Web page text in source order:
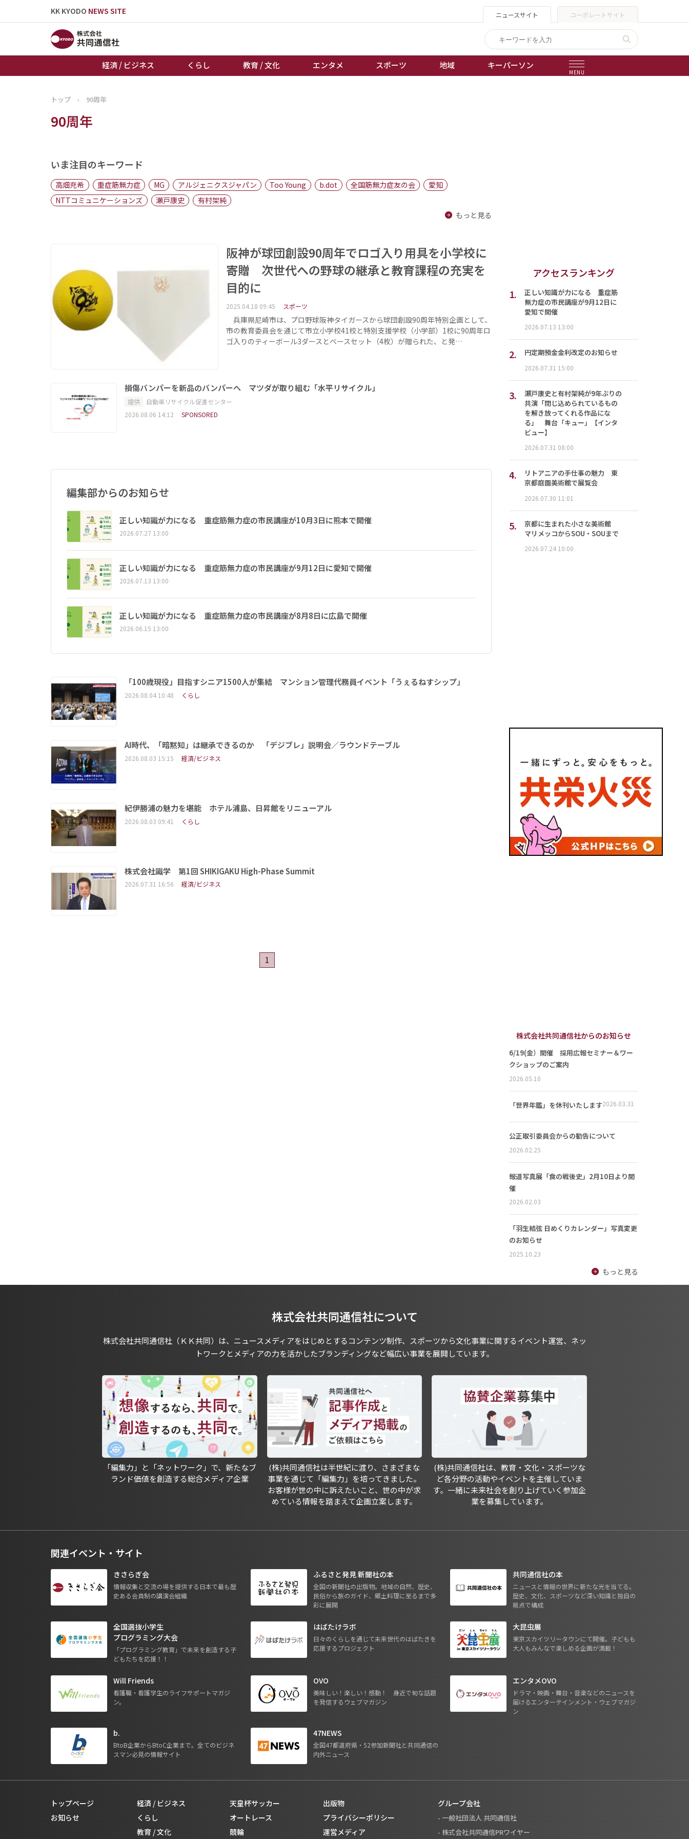
KK KYODO NEWS SITE ニュースサイト コーポレートサイト
経済 / ビジネス くらし 教育 / 文化 エンタメ スポーツ 地域 キーパーソン
MENU
トップページ
地域
棋王戦
トップ › 90周年
90周年
いま注目のキーワード
高畑充希 重症筋無力症 MG アルジェニクスジャパン Too Young b.dot 全国筋無力症友の会
愛知
NTTコミュニケーションズ
瀬戸康史
有村架純
もっと見る
阪神が球団創設90周年でロゴ入り用具を小学校に
寄贈 次世代への野球の継承と教育課程の充実を
目的に
2025.04.18 09:45 スポーツ
兵庫県尼崎市は、プロ野球阪神タイガースから球団創設90周年特別企画として、
市の教育委員会を通じて市立小学校41校と特別支援学校（小学部）1校に90周年ロ
ゴ入りのティーボール3ダースとベースセット（4枚）が贈られた、と発…
損傷バンパーを新品のバンパーへ マツダが取り組む「水平リサイクル」
提供
自動車リサイクル促進センター
2026.08.06 14:12
SPONSORED
編集部からのお知らせ
正しい知識が力になる 重症筋無力症の市民講座が10月3日に熊本で開催
2026.07.27 13:00
正しい知識が力になる 重症筋無力症の市民講座が9月12日に愛知で開催
2026.07.13 13:00
正しい知識が力になる 重症筋無力症の市民講座が8月8日に広島で開催
2026.06.15 13:00
「100歳現役」目指すシニア1500人が集結 マンション管理代務員イベント「うぇるねすシップ」
2026.08.04 10:48 くらし
AI時代、「暗黙知」は継承できるのか 「デジブレ」説明会／ラウンドテーブル
2026.08.03 15:15 経済/ビジネス
紀伊勝浦の魅力を堪能 ホテル浦島、日昇館をリニューアル
2026.08.03 09:41 くらし
株式会社識学 第1回 SHIKIGAKU High-Phase Summit
2026.07.31 16:56 経済/ビジネス
1
アクセスランキング
1.
正しい知識が力になる 重症筋
無力症の市民講座が9月12日に
愛知で開催
2026.07.13 13:00
2. 円定期預金金利改定のお知らせ
2026.07.31 15:00
3.
瀬戸康史と有村架純が9年ぶりの
共演「閉じ込められているもの
を解き放ってくれる作品にな
る」 舞台「キュー」【インタ
ビュー】
2026.07.31 08:00
4.
リトアニアの手仕事の魅力 東
京都庭園美術館で展覧会
2026.07.30 11:01
5.
京都に生まれた小さな美術館
マリメッコからSOU・SOUまで
2026.07.24 10:00
株式会社共同通信社からのお知らせ
6/19(金）開催 採用広報セミナー＆ワー
クショップのご案内
2026.05.10
「世界年鑑」を休刊いたします2026.03.31
公正取引委員会からの勧告について
2026.02.25
報道写真展「食の戦後史」2月10日より開
催
2026.02.03
「羽生結弦 日めくりカレンダー」写真変更
のお知らせ
2025.10.23
もっと見る
株式会社共同通信社について
株式会社共同通信社（ＫＫ共同）は、ニュースメディアをはじめとするコンテンツ制作、スポーツから文化事業に関するイベント運営、ネッ
トワークとメディアの力を活かしたブランディングなど幅広い事業を展開しています。
「編集力」と「ネットワーク」で、新たなブ
ランド価値を創造する総合メディア企業
(株)共同通信社は半世紀に渡り、さまざまな
事業を通じて「編集力」を培ってきました。
お客様が世の中に訴えたいこと、世の中が求
めている情報を踏まえて企画立案します。
(株)共同通信社は、教育・文化・スポーツな
ど各分野の活動やイベントを主催していま
す。一緒に未来社会を創り上げていく参加企
業を募集しています。
関連イベント・サイト
きさらぎ会
情報収集と交流の場を提供する日本で最も歴
史ある会員制の講演会組織
ふるさと発見 新聞社の本
全国の新聞社の出版物。地域の自然、歴史、
民俗から旅のガイド、郷土料理に至るまで多
彩に展開
共同通信社の本
ニュースと情報の世界に新たな光を当てる。
歴史、文化、スポーツなど深い知識と独自の
視点で構成
全国選抜小学生
プログラミング大会
「プログラミング教育」で未来を創造する子
どもたちを応援！！
はばたけラボ
日々のくらしを通じて未来世代のはばたきを
応援するプロジェクト
大昆虫展
東京スカイツリータウンにて開催。子どもも
大人もみんなで楽しめる企画が満載！
Will Friends
看護職・看護学生のライフサポートマガジ
ン。
OVO
美味しい！楽しい！感動！ 身近で旬な話題
を発信するウェブマガジン
エンタメOVO
ドラマ・映画・舞台・音楽などのニュースを
届けるエンターテインメント・ウェブマガジ
ン
b.
BtoB企業からBtoC企業まで。全てのビジネ
スマン必見の情報サイト
47NEWS
全国47都道府県・52参加新聞社と共同通信の
内外ニュース
トップページ
お知らせ
経済 / ビジネス
くらし
教育 / 文化
天皇杯サッカー
オートレース
競輪
出版物
プライバシーポリシー
運営メディア
グループ会社
- 一般社団法人 共同通信社
- 株式会社共同通信PRワイヤー